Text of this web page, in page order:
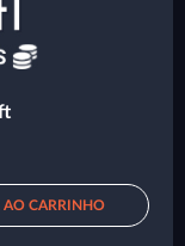
CARRINHO